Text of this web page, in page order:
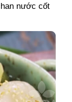
nước cốt